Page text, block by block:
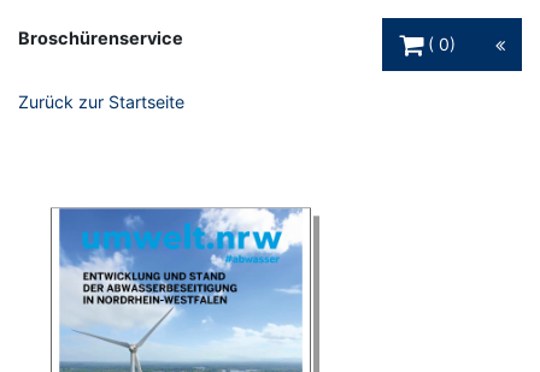
Broschürenservice
0
Zurück zur Startseite